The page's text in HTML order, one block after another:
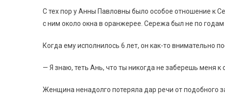
С тех пор у Анны Павловны было особое отношение к
с ним около окна в оранжерее. Сережа был не по
Когда ему исполнилось 6 лет, он как-то внимательно
— Я знаю, теть Ань, что ты никогда не заберешь меня к
Женщина ненадолго потеряла дар речи от подобного